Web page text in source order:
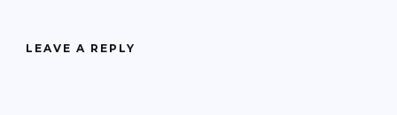
LEAVE A REPLY